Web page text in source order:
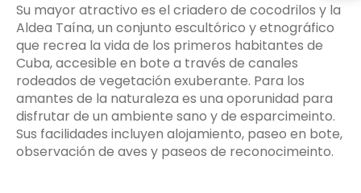
Su mayor atractivo es el criadero de cocodrilos y la
Aldea Taína, un conjunto escultórico y etnográfico
que recrea la vida de los primeros habitantes de
Cuba, accesible en bote a través de canales
rodeados de vegetación exuberante. Para los
amantes de la naturaleza es una oporunidad para
disfrutar de un ambiente sano y de esparcimeinto.
Sus facilidades incluyen alojamiento, paseo en bote,
observación de aves y paseos de reconocimeinto.